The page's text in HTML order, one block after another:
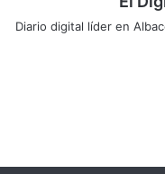
Diario digital líder en